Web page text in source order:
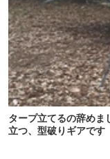
タープ立てるの辞め
立つ、型破りギアです